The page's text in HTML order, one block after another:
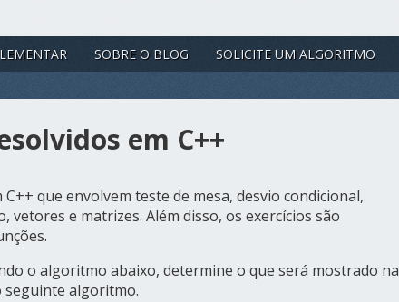
SOBRE O BLOG SOLICITE UM ALGORITMO
em C++
que envolvem teste de mesa, desvio condicional,
vetores e matrizes. Além disso, os exercícios são
o algoritmo abaixo, determine o que será mostrado na
seguinte algoritmo.